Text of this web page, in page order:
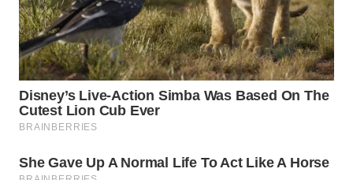
TAPANULI
TENGAH
WN DELI
SERDANG
WN
TINGGI